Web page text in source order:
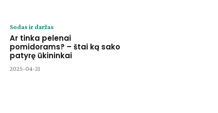
Sodas ir daržas
Ar tinka pelenai
pomidorams? – štai ką sako
patyrę ūkininkai
2025-04-21